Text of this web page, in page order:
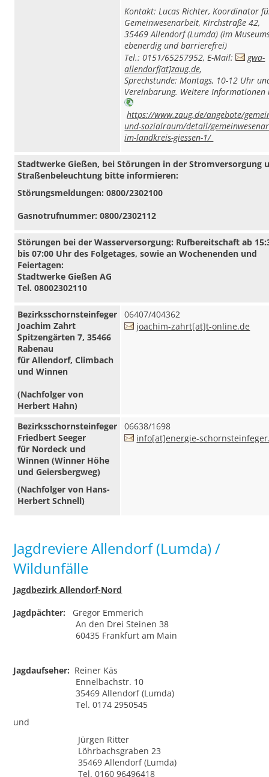
Kontakt: Lucas Richter, Koordinator
Gemeinwesenarbeit, Kirchstraße 42,
35469 Allendorf (Lumda) (im
ebenerdig und barrierefrei)
Tel.: 0151/65257952, E-Mail:
gwa-
allendorf[at]zaug.de,
Sprechstunde: Montags, 10-12 Uhr
Vereinbarung. Weitere
https://www.zaug.de/angebote/
und-sozialraum/detail/
im-landkreis-giessen-1/
Stadtwerke Gießen, bei Störungen in der Stromversorgung
Straßenbeleuchtung bitte informieren:
Störungsmeldungen: 0800/2302100
Gasnotrufnummer: 0800/2302112
Störungen bei der Wasserversorgung: Rufbereitschaft ab
bis 07:00 Uhr des Folgetages, sowie an Wochenenden und
Feiertagen:
Stadtwerke Gießen AG
Tel.08002302110
Bezirksschornsteinfeger
Joachim Zahrt
Spitzengärten 7, 35466
Rabenau
für Allendorf, Climbach
und Winnen
(Nachfolger von
Herbert Hahn)
06407/404362
joachim-zahrt[at]t-online.de
Bezirksschornsteinfeger
Friedbert Seeger
für Nordeck und
Winnen (Winner Höhe
und Geiersbergweg)
(Nachfolger von Hans-
Herbert Schnell)
06638/1698
info[at]energie-
Jagdreviere Allendorf (Lumda) /
Wildunfälle
Jagdbezirk Allendorf-Nord
Jagdpächter: Gregor Emmerich
An den Drei Steinen 38
60435 Frankfurt am Main
Jagdaufseher: Reiner Käs
Ennelbachstr. 10
35469 Allendorf (Lumda)
Tel. 0174 2950545
und
Jürgen Ritter
Löhrbachsgraben 23
35469 Allendorf (Lumda)
Tel. 0160 96496418